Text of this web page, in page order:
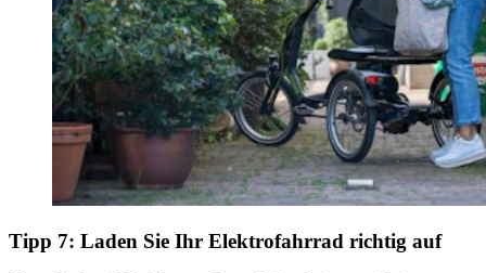
Tipp 7: Laden Sie Ihr Elektrofahrrad richtig auf